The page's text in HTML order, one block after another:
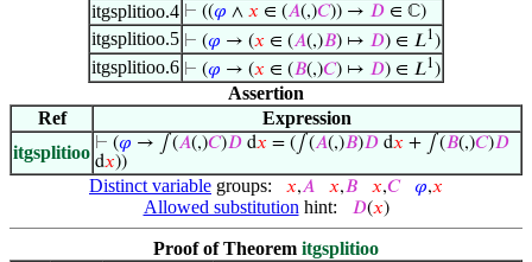
itgsplitioo.4 ⊢ ((𝜑 ∧ 𝑥 ∈ (𝐴(,)𝐶)) → 𝐷 ∈ ℂ)
itgsplitioo.5 ⊢ (𝜑 → (𝑥 ∈ (𝐴(,)𝐵) ↦ 𝐷) ∈ 𝐿1 )
itgsplitioo.6 ⊢ (𝜑 → (𝑥 ∈ (𝐵(,)𝐶) ↦ 𝐷) ∈ 𝐿1 )
Assertion
Ref
Expression
itgsplitioo ⊢ (𝜑 → ∫(𝐴(,)𝐶)𝐷 d𝑥 = (∫(𝐴(,)𝐵)𝐷 d𝑥 + ∫(𝐵(,)𝐶)𝐷
d𝑥))
Distinct variable groups: 𝑥,𝐴 𝑥,𝐵 𝑥,𝐶 𝜑,𝑥
Allowed substitution hint: 𝐷(𝑥)
Proof of Theorem itgsplitioo